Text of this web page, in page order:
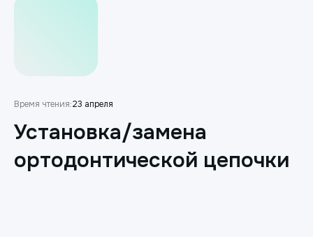
Время чтения:23 апреля
Установка/замена
ортодонтической цепочки